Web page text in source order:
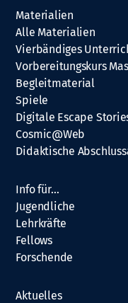
Materialien
Alle Materialien
Vierbändiges
Vorbereitungskurs
Begleitmaterial
Spiele
Digitale Escape
Cosmic@Web
Didaktische
Info für…
Jugendliche
Lehrkräfte
Fellows
Forschende
Aktuelles